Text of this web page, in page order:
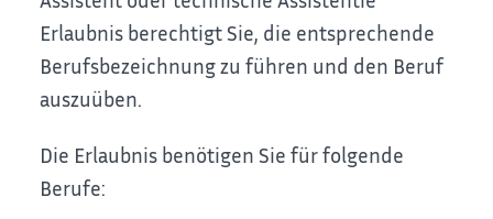
Erlaubnis berechtigt Sie, die entsprechende
Berufsbezeichnung zu führen und den Beruf
auszuüben.
Die Erlaubnis benötigen Sie für folgende
Berufe: